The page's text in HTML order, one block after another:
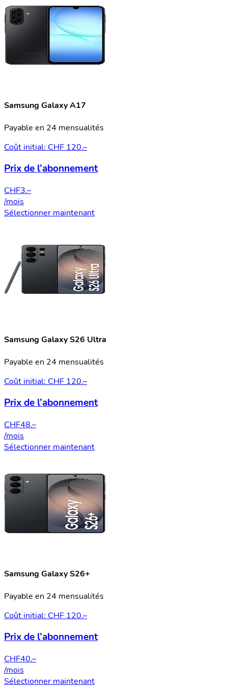
Samsung Galaxy A17
Payable en 24 mensualités
Coût initial: CHF 120.–
Prix de l’abonnement
CHF3.–
/mois
Sélectionner maintenant
Samsung Galaxy S26 Ultra
Payable en 24 mensualités
Coût initial: CHF 120.–
Prix de l’abonnement
CHF48.–
/mois
Sélectionner maintenant
Samsung Galaxy S26+
Payable en 24 mensualités
Coût initial: CHF 120.–
Prix de l’abonnement
CHF40.–
/mois
Sélectionner maintenant